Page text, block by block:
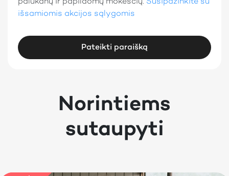
išsamiomis akcijos sąlygomis
Pateikti paraišką
Norintiems
sutaupyti